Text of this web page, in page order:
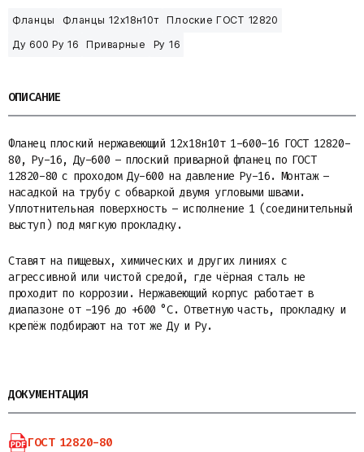
Фланцы Фланцы 12х18н10т
Плоские ГОСТ 12820
Ду 600 Ру 16
Приварные Ру 16
ОПИСАНИЕ
Фланец плоский нержавеющий 12х18н10т 1-600-16 ГОСТ 12820-
80, Ру-16, Ду-600 – плоский приварной фланец по ГОСТ
12820-80 с проходом Ду-600 на давление Ру-16. Монтаж –
насадкой на трубу с обваркой двумя угловыми швами.
Уплотнительная поверхность – исполнение 1 (соединительный
выступ) под мягкую прокладку.
Ставят на пищевых, химических и других линиях с
агрессивной или чистой средой, где чёрная сталь не
проходит по коррозии. Нержавеющий корпус работает в
диапазоне от -196 до +600 °С. Ответную часть, прокладку и
крепёж подбирают на тот же Ду и Ру.
ДОКУМЕНТАЦИЯ
ГОСТ 12820-80